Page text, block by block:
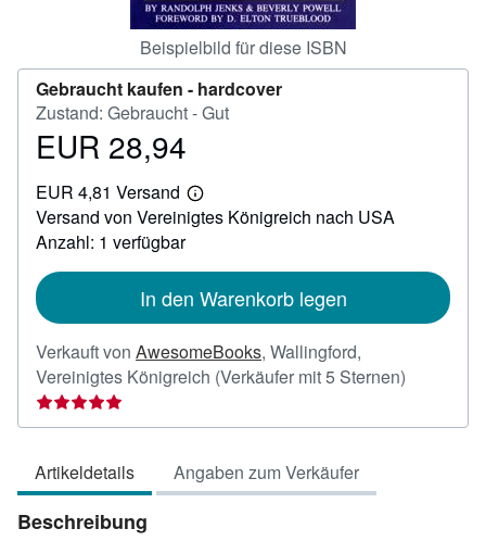
Beispielbild für diese ISBN
Gebraucht kaufen - hardcover
Zustand: Gebraucht - Gut
Preis
28,94
EUR 28,94
EUR 4,81 Versand
Weitere
Informationen
zu
Versand von Vereinigtes Königreich nach USA
Anzahl: 1 verfügbar
In den Warenkorb legen
Verkauft von AwesomeBooks, Wallingford,
Vereinigtes Königreich (Verkäufer mit 5 Sternen)
von
Artikeldetails Angaben zum Verkäufer
Beschreibung